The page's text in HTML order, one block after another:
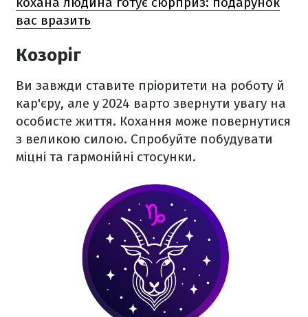
вас вразить
Козоріг
Ви завжди ставите пріоритети на роботу й
кар'єру, але у 2024 варто звернути увагу на
особисте життя. Кохання може повернутися
з великою силою. Спробуйте побудувати
міцні та гармонійні стосунки.